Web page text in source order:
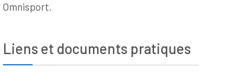
Omnisport.
Liens et documents pratiques